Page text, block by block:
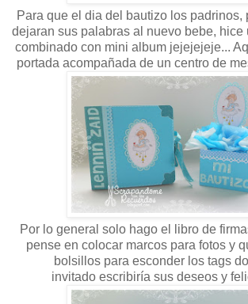
Para que el dia del bautizo los padrinos,
dejaran sus palabras al nuevo bebe, hice
combinado con mini album jejejejeje...
portada acompañada de un centro de
Por lo general solo hago el libro de
pense en colocar marcos para fotos y
bolsillos para esconder los tags
invitado escribiría sus deseos y